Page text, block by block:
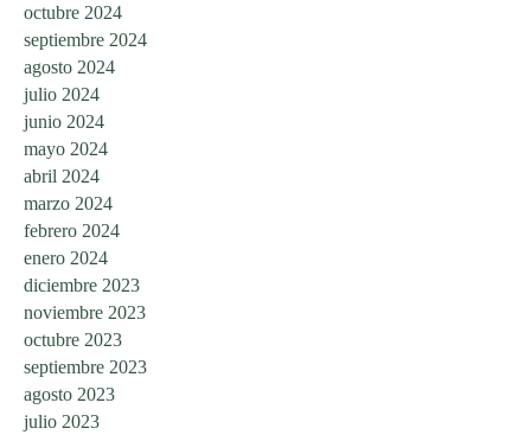
octubre 2024
septiembre 2024
agosto 2024
julio 2024
junio 2024
mayo 2024
abril 2024
marzo 2024
febrero 2024
enero 2024
diciembre 2023
noviembre 2023
octubre 2023
septiembre 2023
agosto 2023
julio 2023